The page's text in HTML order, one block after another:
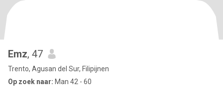
Emz, 47
Trento, Agusan del Sur, Filipijnen
Op zoek naar: Man 42 - 60